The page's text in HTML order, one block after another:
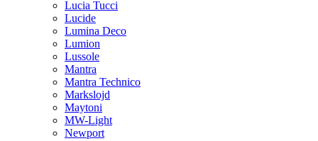
Lucia Tucci
Lucide
Lumina Deco
Lumion
Lussole
Mantra
Mantra Technico
Markslojd
Maytoni
MW-Light
Newport